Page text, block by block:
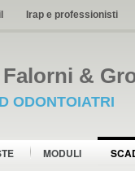
Irap e professionisti
&
ODONTOIATRI
MODULI